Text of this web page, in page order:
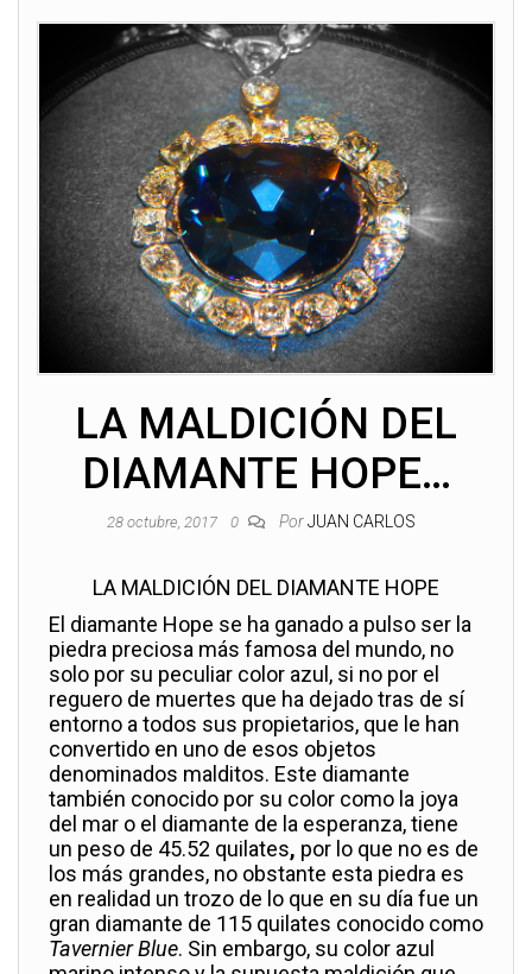
LA MALDICIÓN DEL
DIAMANTE HOPE…
28 octubre, 2017 0 PorJUAN CARLOS
LA MALDICIÓN DEL DIAMANTE HOPE
El diamante Hope se ha ganado a pulso ser la
piedra preciosa más famosa del mundo, no
solo por su peculiar color azul, si no por el
reguero de muertes que ha dejado tras de sí
entorno a todos sus propietarios, que le han
convertido en uno de esos objetos
denominados malditos. Este diamante
también conocido por su color como la joya
del mar o el diamante de la esperanza, tiene
un peso de 45.52 quilates, por lo que no es de
los más grandes, no obstante esta piedra es
en realidad un trozo de lo que en su día fue un
gran diamante de 115 quilates conocido como
Tavernier Blue. Sin embargo, su color azul